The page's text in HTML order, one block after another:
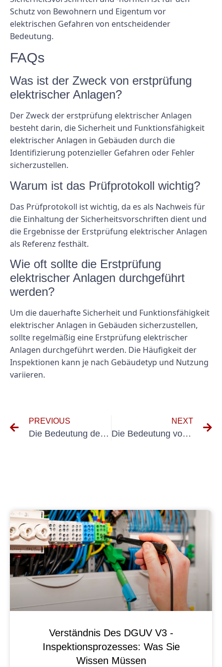
Schutz von Bewohnern und Eigentum vor
elektrischen Gefahren von entscheidender
Bedeutung.
FAQs
Was ist der Zweck von erstprüfung
elektrischer Anlagen?
Der Zweck der erstprüfung elektrischer Anlagen
besteht darin, die Sicherheit und Funktionsfähigkeit
elektrischer Anlagen in Gebäuden durch die
Identifizierung potenzieller Gefahren oder Fehler
sicherzustellen.
Warum ist das Prüfprotokoll wichtig?
Das Prüfprotokoll ist wichtig, da es als Nachweis für
die Einhaltung der Sicherheitsvorschriften dient und
die Ergebnisse der Erstprüfung elektrischer Anlagen
als Referenz festhält.
Wie oft sollte die Erstprüfung
elektrischer Anlagen durchgeführt
werden?
Um die dauerhafte Sicherheit und Funktionsfähigkeit
elektrischer Anlagen in Gebäuden sicherzustellen,
sollte regelmäßig eine Erstprüfung elektrischer
Anlagen durchgeführt werden. Die Häufigkeit der
Inspektionen kann je nach Gebäudetyp und Nutzung
variieren.
PREVIOUS
Die Bedeutung der Gerätetester DGUV V3-Konformität am Arbeitsplatz verstehen
NEXT
Die Bedeutung von Prüfetiketten für die DGUV V3-Konformität
Verständnis Des DGUV V3 -
Inspektionsprozesses: Was Sie
Wissen Müssen